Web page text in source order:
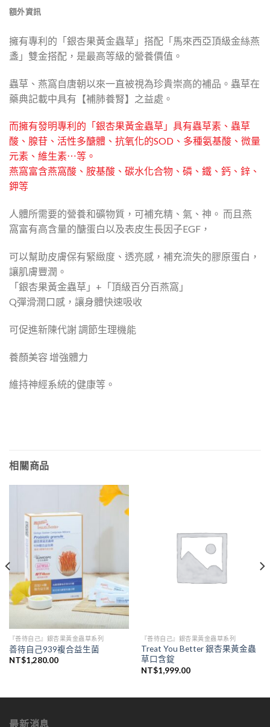
額外資訊
擁有專利的「銀杏果黃金蟲草」搭配「馬來西亞頂級金絲燕
盞」雙金搭配，是最高等級的營養價值。
蟲草、燕窩自唐朝以來一直被視為珍貴崇高的補品。蟲草在
藥典記載中具有【補肺養腎】之益處。
而擁有發明專利的「銀杏果黃金蟲草」具有蟲草素、蟲草
酸、腺苷、活性多醣體、抗氧化的SOD、多種氨基酸、微量
元素、維生素⋯等。
燕窩富含燕窩酸、胺基酸、碳水化合物、磷、鐵、鈣、鋅、
鉀等
人體所需要的營養和礦物質，可補充精、氣、神。 而且燕
窩富有高含量的醣蛋白以及表皮生長因子EGF，
可以幫助皮膚保有緊緻度、透亮感，補充流失的膠原蛋白，
讓肌膚豐潤。
「銀杏果黃金蟲草」+「頂級百分百燕窩」
Q彈滑潤口感，讓身體快速吸收
可促進新陳代謝 調節生理機能
養顏美容 增強體力
維持神經系統的健康等。
相關商品
『善待自己』銀杏果黃金蟲草系列
善待自己939複合益生菌
NT$1,280.00
『善待自己』銀杏果黃金蟲草系列
Treat You Better 銀杏果黃金蟲
草口含錠
NT$1,999.00
最新消息